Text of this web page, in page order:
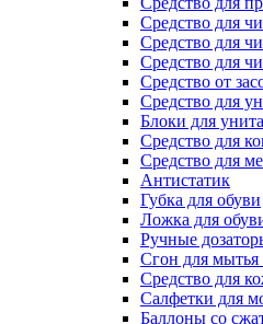
Средство для
Средство для
Средство для
Средство от
Средство для
Блоки для
Средство для
Средство для
Антистатик
Губка для обуви
Ложка для
Ручные
Сгон для мытья
Средство для
Салфетки для
Баллоны со